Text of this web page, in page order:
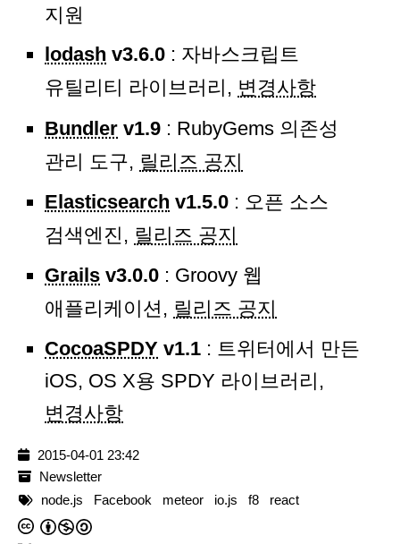
지원
lodash v3.6.0 : 자바스크립트
유틸리티 라이브러리, 변경사항
Bundler v1.9 : RubyGems 의존성
관리 도구, 릴리즈 공지
Elasticsearch v1.5.0 : 오픈 소스
검색엔진, 릴리즈 공지
Grails v3.0.0 : Groovy 웹
애플리케이션, 릴리즈 공지
CocoaSPDY v1.1 : 트위터에서 만든
iOS, OS X용 SPDY 라이브러리,
변경사항
2015-04-01 23:42
Newsletter
node.js
Facebook meteor io.js f8 react